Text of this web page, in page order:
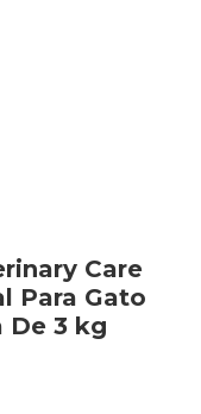
Care
Para Gato
De 3 kg